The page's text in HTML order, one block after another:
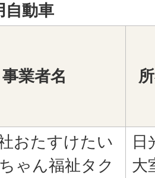
自動車
事業者名
おたすけたい
ちゃん福祉タク
日
大